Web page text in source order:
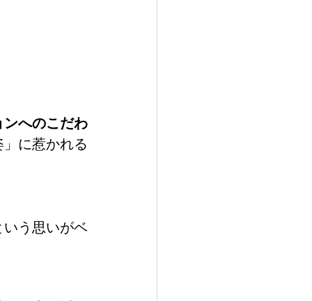
へのこだわ
に惹かれる
う思いがベ